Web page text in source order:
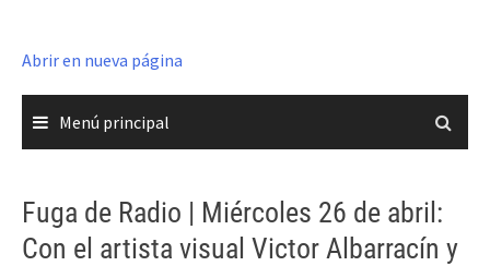
Abrir en nueva página
Menú principal
Fuga de Radio | Miércoles 26 de abril:
Con el artista visual Victor Albarracín y